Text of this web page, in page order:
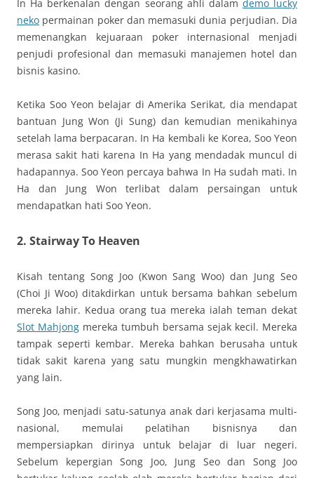
In Ha berkenalan dengan seorang ahli dalam demo lucky
neko permainan poker dan memasuki dunia perjudian. Dia
memenangkan kejuaraan poker internasional menjadi
penjudi profesional dan memasuki manajemen hotel dan
bisnis kasino.
Ketika Soo Yeon belajar di Amerika Serikat, dia mendapat
bantuan Jung Won (Ji Sung) dan kemudian menikahinya
setelah lama berpacaran. In Ha kembali ke Korea, Soo Yeon
merasa sakit hati karena In Ha yang mendadak muncul di
hadapannya. Soo Yeon percaya bahwa In Ha sudah mati. In
Ha dan Jung Won terlibat dalam persaingan untuk
mendapatkan hati Soo Yeon.
2. Stairway To Heaven
Kisah tentang Song Joo (Kwon Sang Woo) dan Jung Seo
(Choi Ji Woo) ditakdirkan untuk bersama bahkan sebelum
mereka lahir. Kedua orang tua mereka ialah teman dekat
Slot Mahjong mereka tumbuh bersama sejak kecil. Mereka
tampak seperti kembar. Mereka bahkan berusaha untuk
tidak sakit karena yang satu mungkin mengkhawatirkan
yang lain.
Song Joo, menjadi satu-satunya anak dari kerjasama multi-
nasional, memulai pelatihan bisnisnya dan
mempersiapkan dirinya untuk belajar di luar negeri.
Sebelum kepergian Song Joo, Jung Seo dan Song Joo